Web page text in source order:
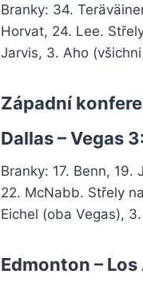
Branky: 34.
Horvat, 24. Lee.
Jarvis, 3. Aho
Západní
Dallas – Vegas
Branky: 17. Benn,
22. McNabb. Střely
Eichel (oba Vegas),
Edmonton –